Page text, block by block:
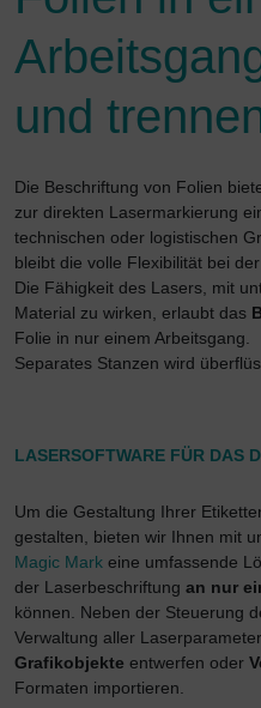
und
Die Beschriftung von Folien
zur direkten Lasermarkierung
technischen oder logistischen
bleibt die volle Flexibilität bei
Die Fähigkeit des Lasers, mit
Material zu wirken, erlaubt das
Folie in nur einem Arbeitsgang.
Separates Stanzen wird
LASERSOFTWARE FÜR DAS
Um die Gestaltung Ihrer
gestalten, bieten wir Ihnen mit
Magic Mark eine umfassende
der Laserbeschriftung an nur
können. Neben der Steuerung
Verwaltung aller
Grafikobjekte entwerfen oder
Formaten importieren.
Nutzererlebnis zu
besuchte Seiten,
Interaktion verarbeitet,
eigenen Zwecken, zur
Verknüpfung mit anderen
Indem Sie die mit
Cookie akzeptieren,
Abs. 1 S. 1 lit. a DSGVO
USA von Google
vom Europäischen
nach EU-Standards
Datenschutzniveau
Überwachungszwecken,
klicken, findet die
Übermittlung nicht statt.